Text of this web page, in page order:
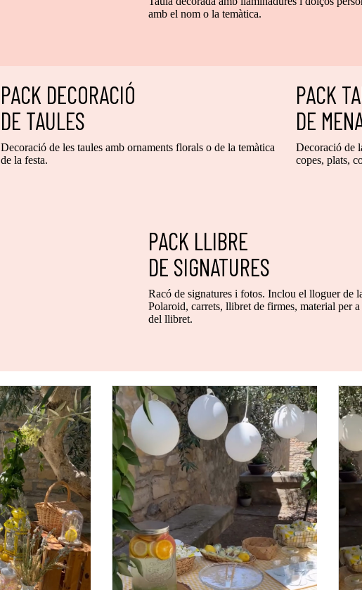
amb el nom o la temàtica.
PACK DECORACIÓ
DE TAULES
Decoració de les taules amb ornaments florals o de la temàtica
de la festa.
PACK
DE
Decoració de
copes, plats,
PACK LLIBRE
DE SIGNATURES
Racó de signatures i fotos. Inclou el lloguer de
Polaroid, carrets, llibret de firmes, material per
del llibret.